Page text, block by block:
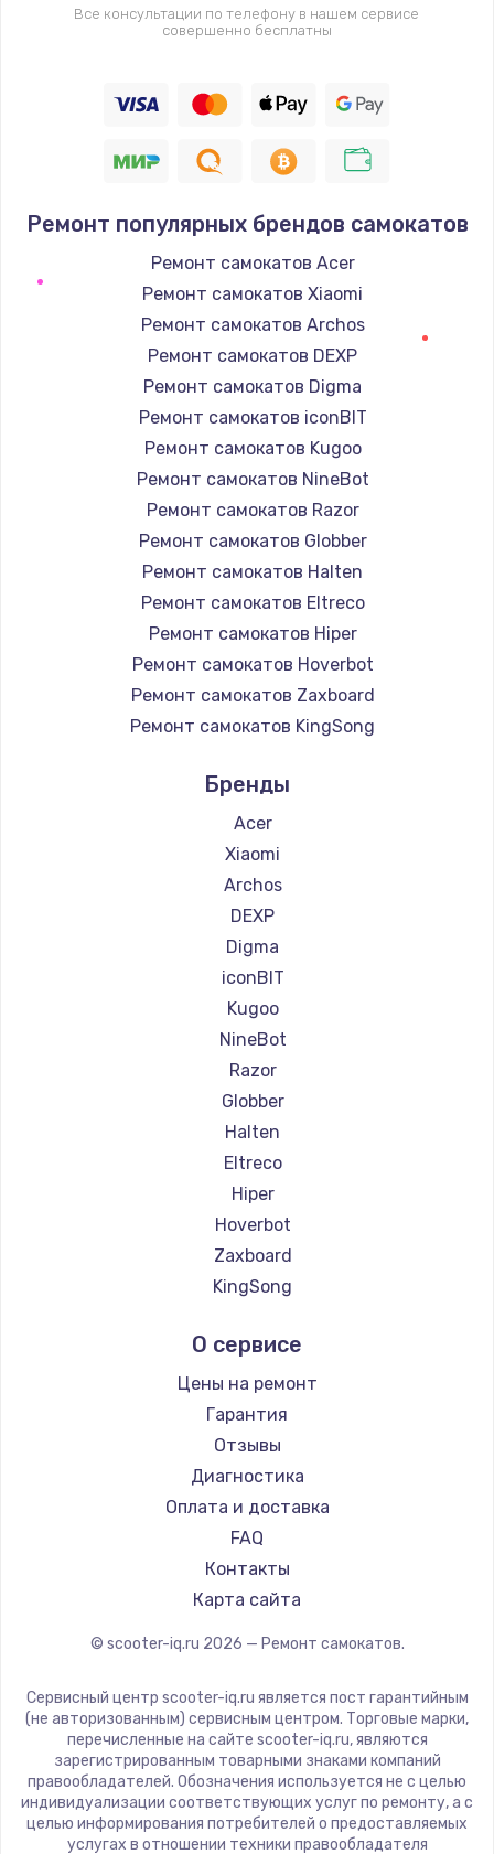
Все консультации по телефону в нашем сервисе
совершенно бесплатны
Ремонт популярных брендов самокатов
Ремонт самокатов Acer
Ремонт самокатов Xiaomi
Ремонт самокатов Archos
Ремонт самокатов DEXP
Ремонт самокатов Digma
Ремонт самокатов iconBIT
Ремонт самокатов Kugoo
Ремонт самокатов NineBot
Ремонт самокатов Razor
Ремонт самокатов Globber
Ремонт самокатов Halten
Ремонт самокатов Eltreco
Ремонт самокатов Hiper
Ремонт самокатов Hoverbot
Ремонт самокатов Zaxboard
Ремонт самокатов KingSong
Ремонт самокатов Hunter
Ремонт самокатов Shorner
Ремонт самокатов Joyor
Ремонт самокатов Minimotors
Ремонт самокатов Bork
Ремонт самокатов Segway
Ремонт самокатов KIRIN
Бренды
Acer
Xiaomi
Archos
DEXP
Digma
iconBIT
Kugoo
NineBot
Razor
Globber
Halten
Eltreco
Hiper
Hoverbot
Zaxboard
KingSong
Hunter
Shorner
Joyor
Minimotors
Bork
Segway
KIRIN
О сервисе
Цены на ремонт
Гарантия
Отзывы
Диагностика
Оплата и доставка
FAQ
Контакты
Карта сайта
© scooter-iq.ru 2026 — Ремонт самокатов.
Сервисный центр scooter-iq.ru является пост гарантийным
(не авторизованным) сервисным центром. Торговые марки,
перечисленные на сайте scooter-iq.ru, являются
зарегистрированным товарными знаками компаний
правообладателей. Обозначения используется не с целью
индивидуализации соответствующих услуг по ремонту, а с
целью информирования потребителей о предоставляемых
услугах в отношении техники правообладателя